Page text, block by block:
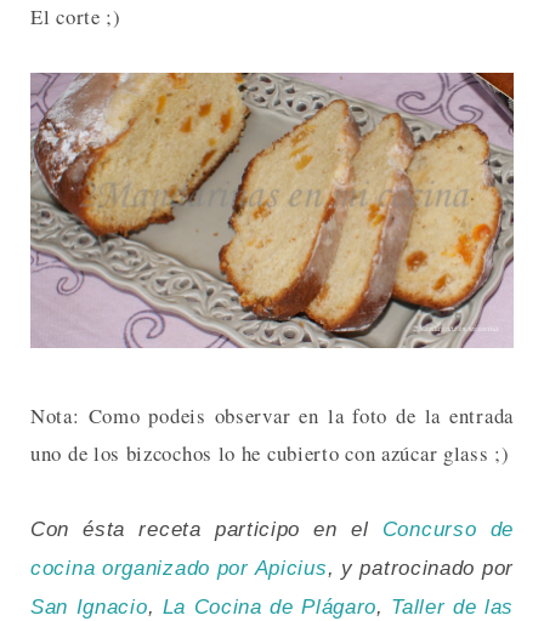
El corte ;)
Nota: Como podeis observar en la foto de la entrada
uno de los bizcochos lo he cubierto con azúcar glass ;)
Con ésta receta participo en el Concurso de
cocina organizado por Apicius, y patrocinado por
San Ignacio, La Cocina de Plágaro, Taller de las